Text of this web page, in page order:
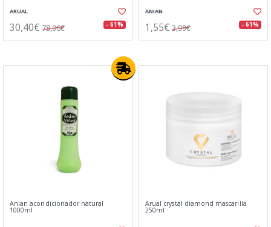
ARUAL
30,40€ 78,96€ - 61%
ANIAN
1,55€ 3,99€ - 61%
Anian acondicionador natural
1000ml
Arual crystal diamond mascarilla
250ml